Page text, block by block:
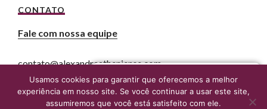
CONTATO
Fale com nossa equipe
contato@alexandreatheniense.com
Usamos cookies para garantir que oferecemos a melhor
experiência em nosso site. Se você continuar a usar este site,
assumiremos que você está satisfeito com ele.
Fale agora com um advogado online